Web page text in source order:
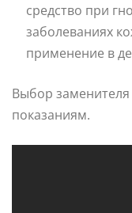
средство при
заболеваниях
применение в
Выбор заменителя
показаниям.